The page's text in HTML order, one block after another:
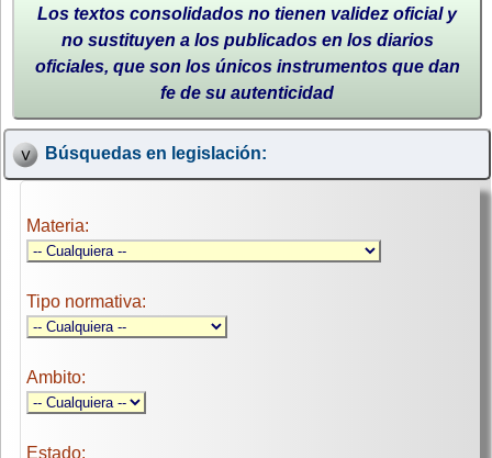
Los textos consolidados no tienen validez oficial y
no sustituyen a los publicados en los diarios
oficiales, que son los únicos instrumentos que dan
fe de su autenticidad
Búsquedas en legislación:
Materia:
Tipo normativa:
Ambito:
Estado: